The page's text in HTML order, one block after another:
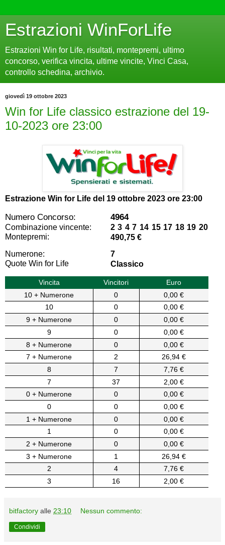
Estrazioni WinForLife
Estrazioni Win for Life, risultati, montepremi, ultimo
concorso, verifica vincita, ultime vincite, Vinci Casa,
controllo schedina, archivio.
giovedì 19 ottobre 2023
Win for Life classico estrazione del 19-
10-2023 ore 23:00
Estrazione Win for Life del 19 ottobre 2023 ore 23:00
Numero Concorso: 4964
Combinazione vincente:
2 3 4 7 14 15 17 18 19 20
Montepremi:
490,75 €
Numerone:
7
Quote Win for Life
Classico
Vincita Vincitori
Euro
10 + Numerone
0
0,00 €
10
0
0,00 €
9 + Numerone
0
0,00 €
9
0
0,00 €
8 + Numerone
0
0,00 €
7 + Numerone
2
26,94 €
8
7
7,76 €
7
37
2,00 €
0 + Numerone
0
0,00 €
0
0
0,00 €
1 + Numerone
0
0,00 €
1
0
0,00 €
2 + Numerone
0
0,00 €
3 + Numerone
1
26,94 €
2
4
7,76 €
3
16 2,00 €
bitfactory alle 23:10 Nessun commento:
Condividi